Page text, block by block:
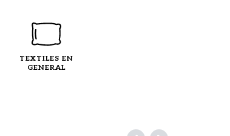
TEXTILES EN
GENERAL